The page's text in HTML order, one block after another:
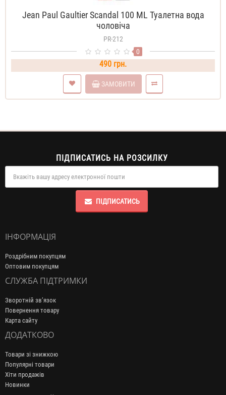
Jean Paul Gaultier Scandal 100 ML Туалетна вода
чоловіча
PR-212
0
490 грн.
ЗАМОВИТИ
ПІДПИСАТИСЬ НА РОЗСИЛКУ
ПІДПИСАТИСЬ
ІНФОРМАЦІЯ
Роздрібним покупцям
Оптовим покупцям
СЛУЖБА ПІДТРИМКИ
Зворотній зв’язок
Повернення товару
Карта сайту
ДОДАТКОВО
Товари зі знижкою
Популярні товари
Хіти продажів
Новинки